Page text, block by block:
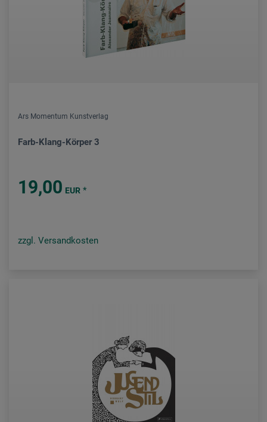
Ars Momentum Kunstverlag
Farb-Klang-Körper 3
19,00 EUR *
zzgl. Versandkosten